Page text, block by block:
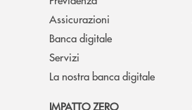
Assicurazioni
Banca digitale
Servizi
La nostra banca digitale
IMPATTO ZERO